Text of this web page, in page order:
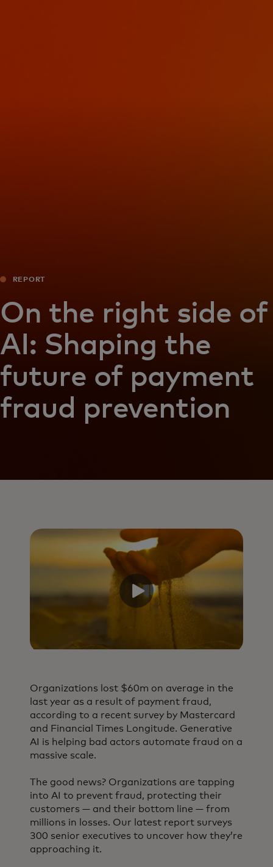
REPORT
On the right side of
AI: Shaping the
future of payment
fraud prevention
Organizations lost $60m on average in the
last year as a result of payment fraud,
according to a recent survey by Mastercard
and Financial Times Longitude. Generative
AI is helping bad actors automate fraud on a
massive scale.
The good news? Organizations are tapping
into AI to prevent fraud, protecting their
customers — and their bottom line — from
millions in losses. Our latest report surveys
300 senior executives to uncover how they’re
approaching it.